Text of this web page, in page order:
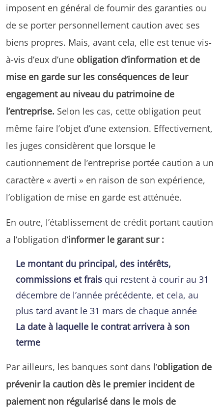
imposent en général de fournir des garanties ou
de se porter personnellement caution avec ses
biens propres. Mais, avant cela, elle est tenue vis-
à-vis d’eux d’une obligation d’information et de
mise en garde sur les conséquences de leur
engagement au niveau du patrimoine de
l’entreprise. Selon les cas, cette obligation peut
même faire l’objet d’une extension. Effectivement,
les juges considèrent que lorsque le
cautionnement de l’entreprise portée caution a un
caractère « averti » en raison de son expérience,
l’obligation de mise en garde est atténuée.
En outre, l’établissement de crédit portant caution
a l’obligation d’informer le garant sur :
Le montant du principal, des intérêts,
commissions et frais qui restent à courir au 31
décembre de l’année précédente, et cela, au
plus tard avant le 31 mars de chaque année
La date à laquelle le contrat arrivera à son
terme
Par ailleurs, les banques sont dans l’obligation de
prévenir la caution dès le premier incident de
paiement non régularisé dans le mois de